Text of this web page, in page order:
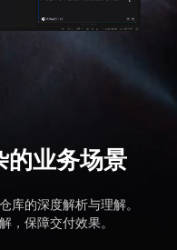
的业务场景
库的深度解析与理解。
，保障交付效果。